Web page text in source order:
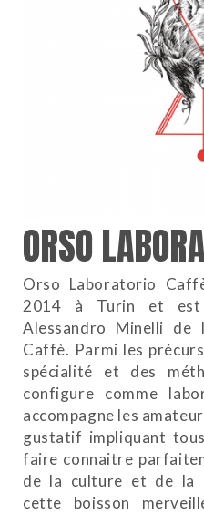
ORSO
Orso Laboratorio
2014 à Turin et est
Alessandro Minelli de
Caffè. Parmi les
spécialité et des
configure comme
accompagne les
gustatif impliquant
faire connaitre
de la culture et de la
cette boisson